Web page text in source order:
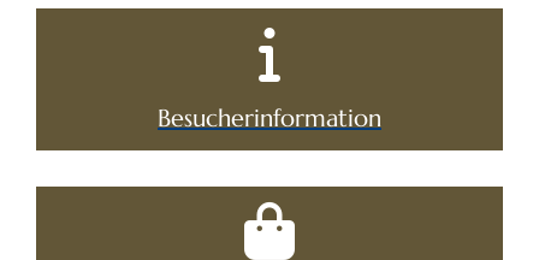
Besucherinformation